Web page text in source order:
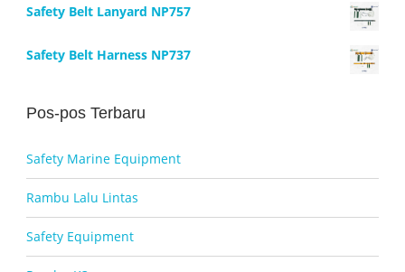
Rp800.000.
Safety Belt Lanyard NP757
Safety Belt Harness NP737
Pos-pos Terbaru
Safety Marine Equipment
Rambu Lalu Lintas
Safety Equipment